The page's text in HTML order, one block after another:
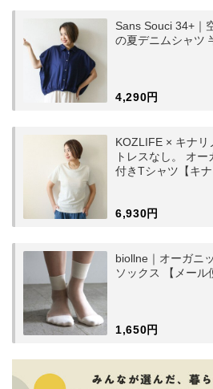
Sans Souci 34+｜
の夏デニムシャツ
4,290円
KOZLIFE × キナリ
トレスなし。 オ
付きTシャツ【キナ
6,930円
biollne｜オーガニ
ソックス 【メール
1,650円